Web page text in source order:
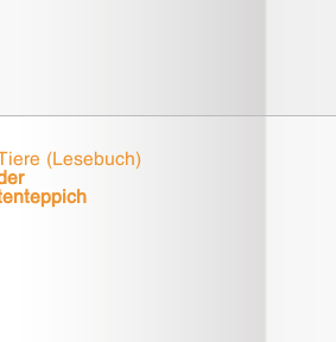
(Lesebuch)